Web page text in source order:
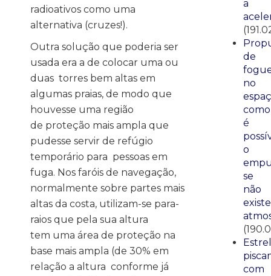
radioativos como uma
alternativa (cruzes!).
Outra solução que poderia ser
usada era a de colocar uma ou
duas torres bem altas em
algumas praias, de modo que
houvesse uma região
de proteção mais ampla que
pudesse servir de refúgio
temporário para pessoas em
fuga. Nos faróis de navegação,
normalmente sobre partes mais
altas da costa, utilizam-se para-
raios que pela sua altura
tem uma área de proteção na
base mais ampla (de 30% em
relação a altura conforme já
a
de
no
como
é
o
se
não
existe
com